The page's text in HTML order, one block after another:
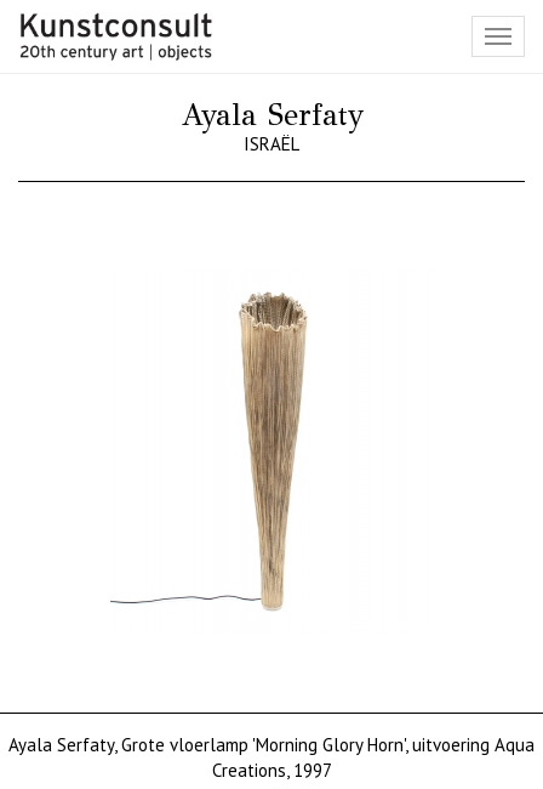
Ayala Serfaty
ISRAËL
Ayala Serfaty, Grote vloerlamp 'Morning Glory Horn', uitvoering Aqua
Creations, 1997